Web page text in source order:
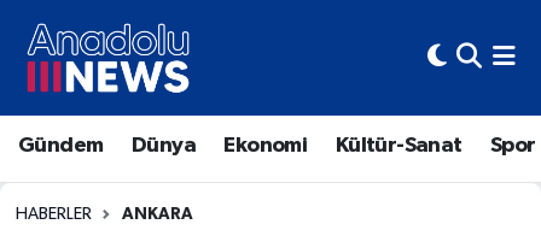
Gündem Dünya Ekonomi Kültür-Sanat Spor
HABERLER ANKARA
Hava Durumu
Trafik Durumu
Süper Lig Puan Durumu ve Fikstür